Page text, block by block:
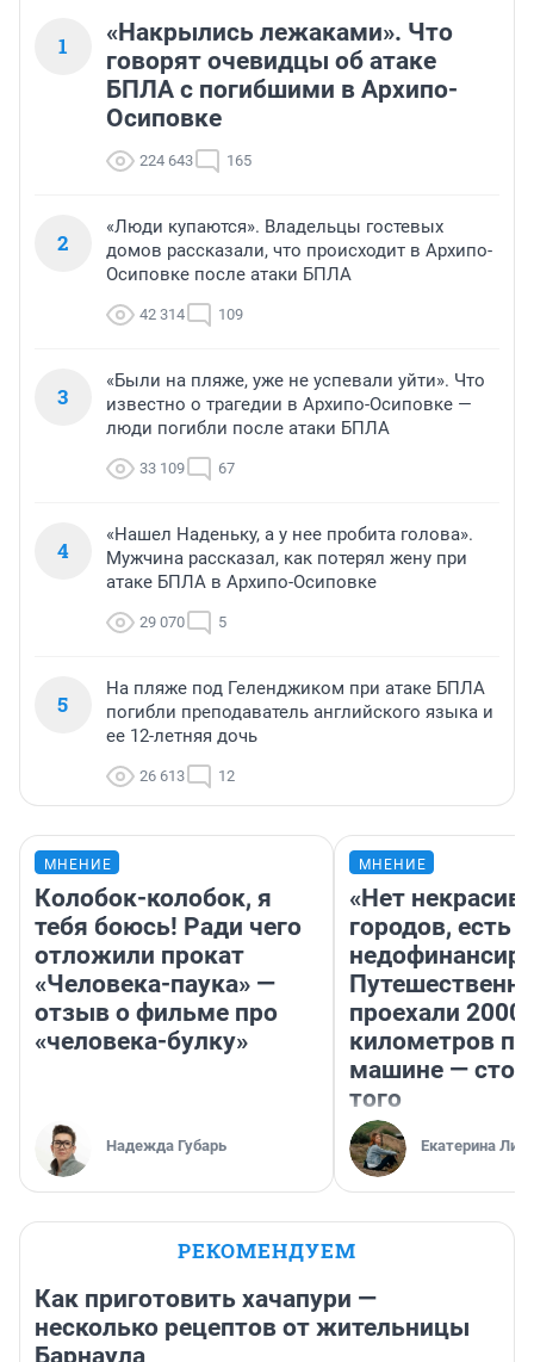
1
«Накрылись лежаками». Что
говорят очевидцы об атаке
БПЛА с погибшими в Архипо-
Осиповке
224 643 165
2
«Люди купаются». Владельцы гостевых
домов рассказали, что происходит в Архипо-
Осиповке после атаки БПЛА
42 314 109
3
«Были на пляже, уже не успевали уйти». Что
известно о трагедии в Архипо-Осиповке —
люди погибли после атаки БПЛА
33 109 67
4
«Нашел Наденьку, а у нее пробита голова».
Мужчина рассказал, как потерял жену при
атаке БПЛА в Архипо-Осиповке
29 070 5
5
На пляже под Геленджиком при атаке БПЛА
погибли преподаватель английского языка и
ее 12-летняя дочь
26 613 12
МНЕНИЕ
Колобок-колобок, я
тебя боюсь! Ради чего
отложили прокат
«Человека-паука» —
отзыв о фильме про
«человека-булку»
Надежда Губарь
МНЕНИЕ
«Нет
городов, есть
проехали 2000
километров по
машине —
того
Екатерина
РЕКОМЕНДУЕМ
Как приготовить хачапури —
несколько рецептов от жительницы
Барнаула